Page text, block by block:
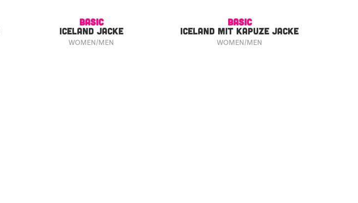
BASIC
ICELAND JACKE
WOMEN/MEN
BASIC
ICELAND MIT KAPUZE JACKE
WOMEN/MEN